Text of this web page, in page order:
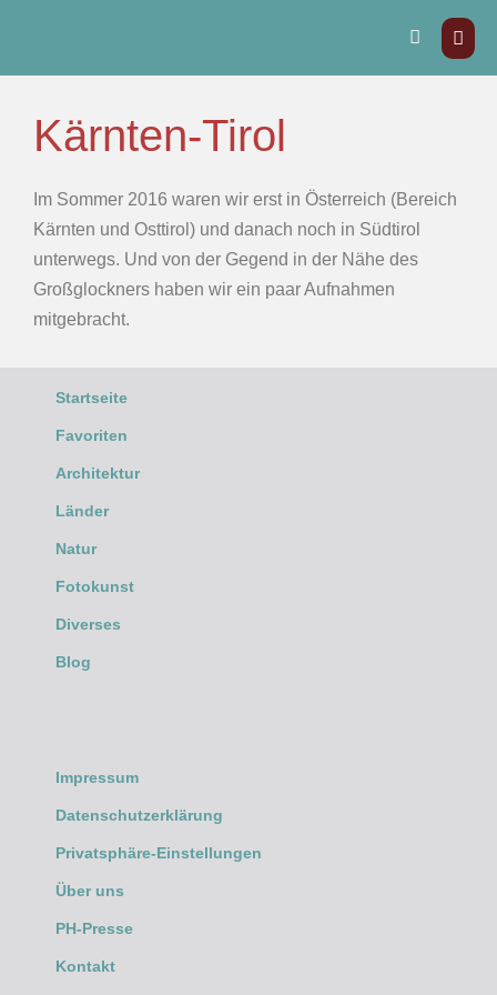
Kärnten-Tirol
Im Sommer 2016 waren wir erst in Österreich (Bereich
Kärnten und Osttirol) und danach noch in Südtirol
unterwegs. Und von der Gegend in der Nähe des
Großglockners haben wir ein paar Aufnahmen
mitgebracht.
Startseite
Favoriten
Architektur
Länder
Natur
Fotokunst
Diverses
Blog
Impressum
Datenschutzerklärung
Privatsphäre-Einstellungen
Über uns
PH-Presse
Kontakt